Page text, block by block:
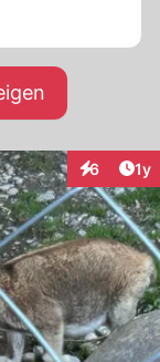
6 1y